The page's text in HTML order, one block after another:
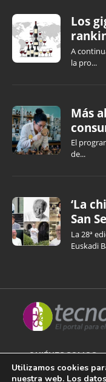
Los
A
la pro...
Más
El
de...
‘La
San
La 28ª
Euskadi
QUIÉNES SOMOS
AVISO LEGAL
Utilizamos cookies
nuestra web. Los